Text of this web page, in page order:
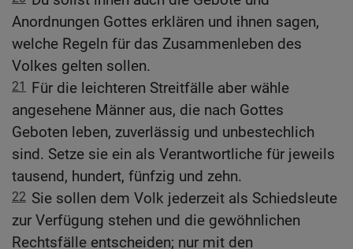
Anordnungen Gottes erklären und ihnen sagen,
welche Regeln für das Zusammenleben des
Volkes gelten sollen.
21
Für die leichteren Streitfälle aber wähle
angesehene Männer aus, die nach Gottes
Geboten leben, zuverlässig und unbestechlich
sind. Setze sie ein als Verantwortliche für jeweils
tausend, hundert, fünfzig und zehn.
22 Sie sollen dem Volk jederzeit als Schiedsleute
zur Verfügung stehen und die gewöhnlichen
Rechtsfälle entscheiden; nur mit den